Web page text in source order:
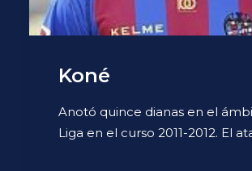
Koné
Anotó quince dianas en el
Liga en el curso 2011-2012. El